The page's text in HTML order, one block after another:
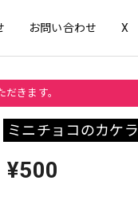
お問い合わせ X
きます。
ミニチョコのカケラ
¥500